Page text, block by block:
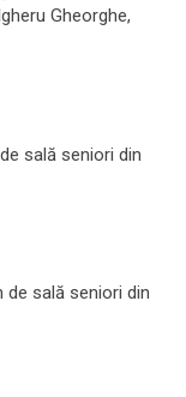
Gheorghe,
sală seniori din
de sală seniori din